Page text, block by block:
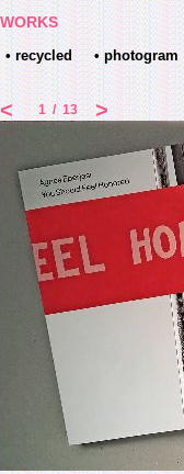
WORKS
• recycled • photogram
< 1 / 13 >